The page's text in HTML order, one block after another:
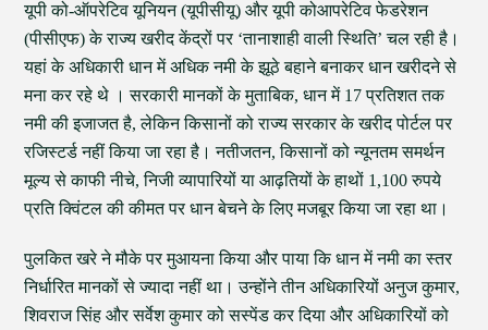
यूपी को-ऑपरेटिव यूनियन (यूपीसीयू) और यूपी कोआपरेटिव फेडरेशन
(पीसीएफ) के राज्य खरीद केंद्रों पर ‘तानाशाही वाली स्थिति’ चल रही है।
यहां के अधिकारी धान में अधिक नमी के झूठे बहाने बनाकर धान खरीदने से
मना कर रहे थे । सरकारी मानकों के मुताबिक, धान में 17 प्रतिशत तक
नमी की इजाजत है, लेकिन किसानों को राज्य सरकार के खरीद पोर्टल पर
रजिस्टर्ड नहीं किया जा रहा है। नतीजतन, किसानों को न्यूनतम समर्थन
मूल्य से काफी नीचे, निजी व्यापारियों या आढ़तियों के हाथों 1,100 रुपये
प्रति क्विंटल की कीमत पर धान बेचने के लिए मजबूर किया जा रहा था।
पुलकित खरे ने मौके पर मुआयना किया और पाया कि धान में नमी का स्तर
निर्धारित मानकों से ज्यादा नहीं था। उन्होंने तीन अधिकारियों अनुज कुमार,
शिवराज सिंह और सर्वेश कुमार को सस्पेंड कर दिया और अधिकारियों को